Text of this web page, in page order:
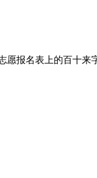
愿报名表上的百十